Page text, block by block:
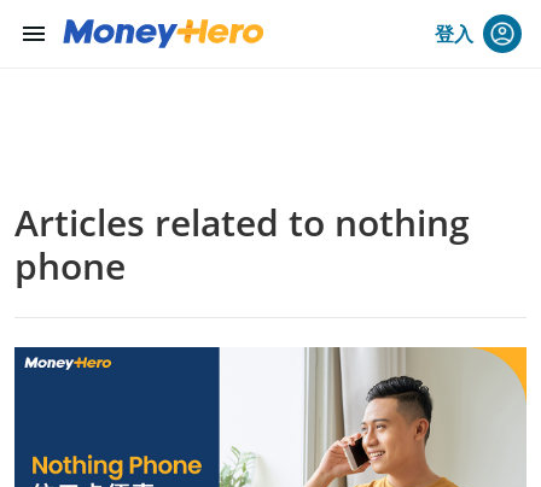
menu 登入
Articles related to nothing
phone